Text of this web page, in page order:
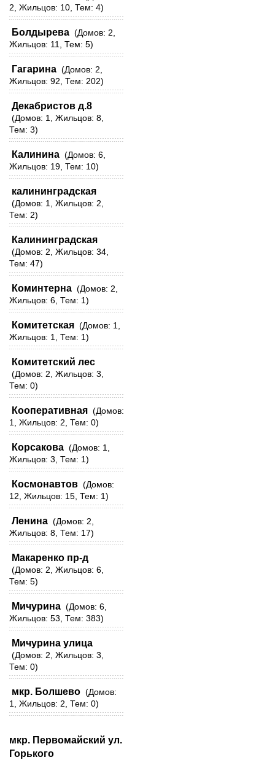
2, Жильцов: 10, Тем: 4)
Болдырева (Домов: 2,
Жильцов: 11, Тем: 5)
Гагарина (Домов: 2,
Жильцов: 92, Тем: 202)
Декабристов д.8
(Домов: 1, Жильцов: 8,
Тем: 3)
Калинина (Домов: 6,
Жильцов: 19, Тем: 10)
калининградская
(Домов: 1, Жильцов: 2,
Тем: 2)
Калининградская
(Домов: 2, Жильцов: 34,
Тем: 47)
Коминтерна (Домов: 2,
Жильцов: 6, Тем: 1)
Комитетская (Домов: 1,
Жильцов: 1, Тем: 1)
Комитетский лес
(Домов: 2, Жильцов: 3,
Тем: 0)
Кооперативная (Домов:
1, Жильцов: 2, Тем: 0)
Корсакова (Домов: 1,
Жильцов: 3, Тем: 1)
Космонавтов (Домов:
12, Жильцов: 15, Тем: 1)
Ленина (Домов: 2,
Жильцов: 8, Тем: 17)
Макаренко пр-д
(Домов: 2, Жильцов: 6,
Тем: 5)
Мичурина (Домов: 6,
Жильцов: 53, Тем: 383)
Мичурина улица
(Домов: 2, Жильцов: 3,
Тем: 0)
мкр. Болшево (Домов:
1, Жильцов: 2, Тем: 0)
мкр. Первомайский ул.
Горького